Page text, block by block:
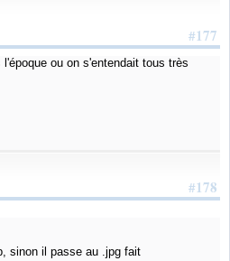
#177
ou on s'entendait tous très
#178
sinon il passe au .jpg fait